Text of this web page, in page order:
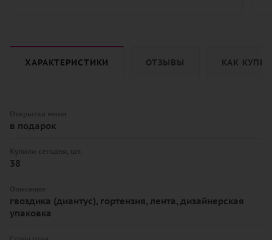
ХАРАКТЕРИСТИКИ ОТЗЫВЫ КАК
в подарок
38
гвоздика (диантус), гортензия, лента, дизайнерская
упаковка